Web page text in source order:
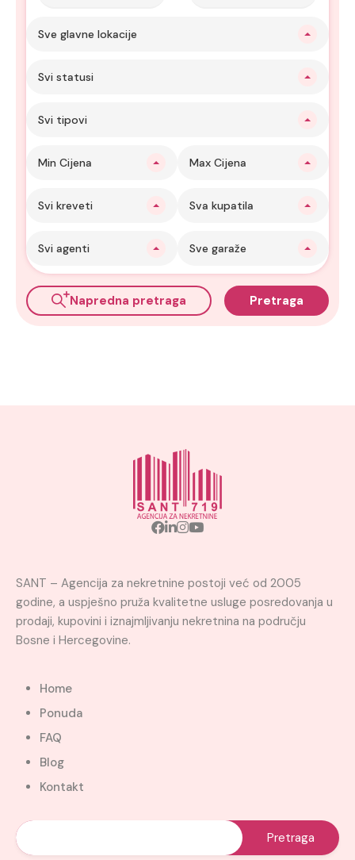
Sve glavne lokacije
Svi statusi
Svi tipovi
Min Cijena Max Cijena
Svi kreveti Sva kupatila
Svi agenti Sve garaže
Napredna pretraga Pretraga
SANT – Agencija za nekretnine postoji već od 2005
godine, a uspješno pruža kvalitetne usluge posredovanja u
prodaji, kupovini i iznajmljivanju nekretnina na području
Bosne i Hercegovine.
Home
Ponuda
FAQ
Blog
Kontakt